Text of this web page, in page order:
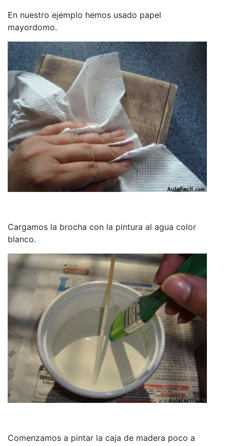
En nuestro ejemplo hemos usado papel
mayordomo.
Cargamos la brocha con la pintura al agua color
blanco.
Comenzamos a pintar la caja de madera poco a